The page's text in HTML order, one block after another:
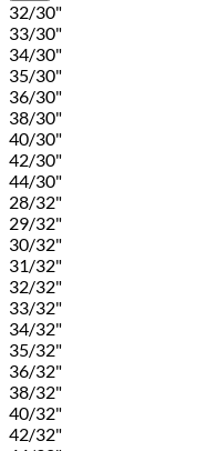
32/30"
33/30"
34/30"
35/30"
36/30"
38/30"
40/30"
42/30"
44/30"
28/32"
29/32"
30/32"
31/32"
32/32"
33/32"
34/32"
35/32"
36/32"
38/32"
40/32"
42/32"